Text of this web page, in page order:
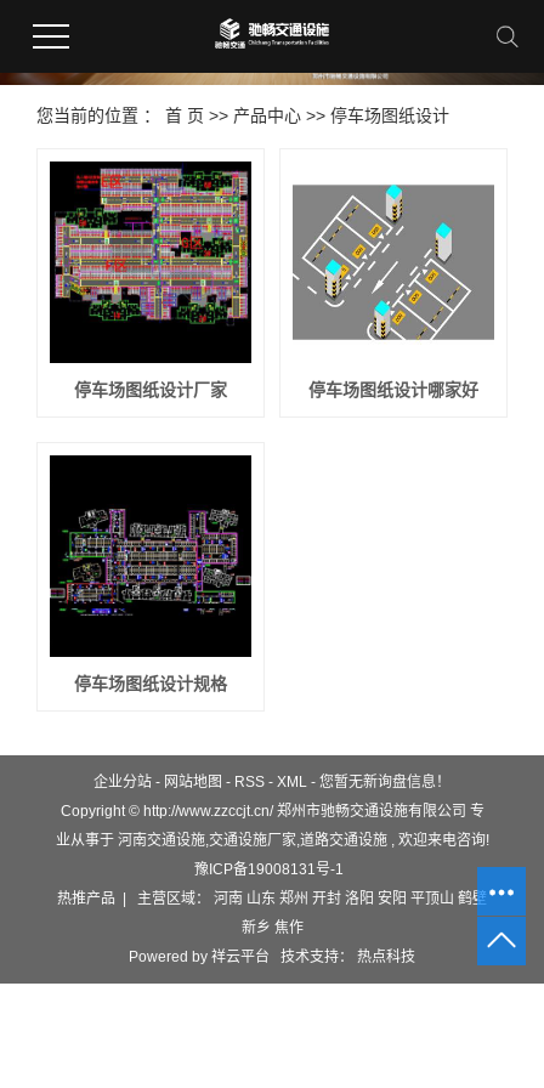
您当前的位置 ： 首 页 >> 产品中心 >> 停车场图纸设计
停车场图纸设计厂家 停车场图纸设计哪家好
停车场图纸设计规格
企业分站 - 网站地图 - RSS - XML - 您暂无新询盘信息！
Copyright © http://www.zzccjt.cn/ 郑州市驰畅交通设施有限公司 专
业从事于 河南交通设施, 交通设施厂家 道路交通设施, 欢迎来电咨询!
豫ICP备19008131号-1
热推产品 | 主营区域： 河南 山东 郑州 开封 洛阳 安阳 平顶山 鹤壁
新乡 焦作
Powered by 祥云平台 技术支持： 热点科技